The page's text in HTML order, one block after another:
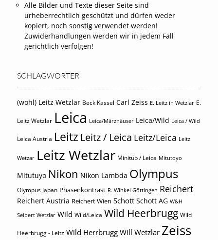
Alle Bilder und Texte dieser Seite sind
urheberrechtlich geschützt und dürfen weder
kopiert, noch sonstig verwendet werden!
Zuwiderhandlungen werden wir in jedem Fall
gerichtlich verfolgen!
SCHLAGWÖRTER
(wohl) Leitz Wetzlar Beck Kassel Carl Zeiss E. Leitz in Wetzlar E.
Leitz Wetzlar Leica Leica/Märzhäuser Leica/Wild Leica / Wild
Leica Austria Leitz Leitz / Leica Leitz/Leica Leitz
Wetzar Leitz Wetzlar Minitüb / Leica Mitutoyo
Mitutuyo Nikon Nikon Lambda Olympus
Olympus Japan Phasenkontrast R. Winkel Göttingen Reichert
Reichert Austria Reichert Wien Schott Schott AG W&H
Seibert Wetzlar Wild Wild/Leica Wild Heerbrugg Wild
Heerbrugg - Leitz Wild Herrbrugg Will Wetzlar Zeiss